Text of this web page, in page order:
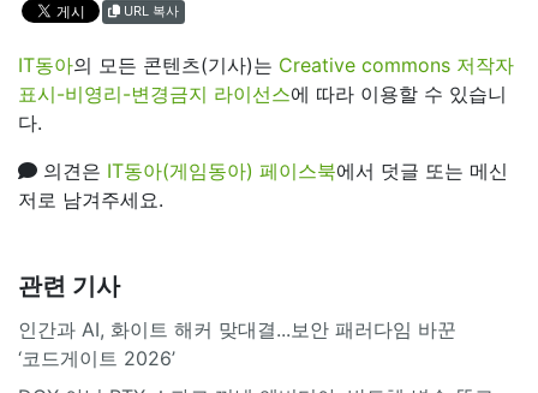
URL 복사
IT동아의 모든 콘텐츠(기사)는 Creative commons 저작자
표시-비영리-변경금지 라이선스에 따라 이용할 수 있습니
다.
의견은 IT동아(게임동아) 페이스북에서 덧글 또는 메신
저로 남겨주세요.
관련 기사
인간과 AI, 화이트 해커 맞대결...보안 패러다임 바꾼
‘코드게이트 2026’